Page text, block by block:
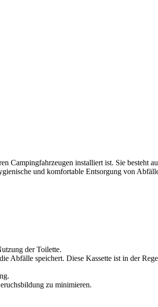
Campingfahrzeugen installiert ist. Sie besteht
und komfortable Entsorgung von
der Toilette.
Abfälle speichert. Diese Kassette ist in der
zu minimieren.